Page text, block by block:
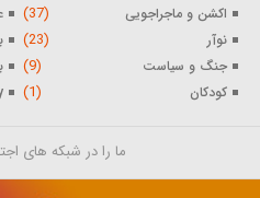
اکشن و ماجراجویی (37)
نوآر (23)
جنگ و سیاست (9)
کودکان (1)
ما را در شبکه های